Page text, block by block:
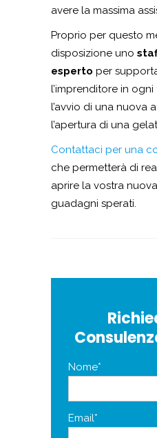
avere la massima
Proprio per questo
disposizione uno
esperto per
l’imprenditore in
l’avvio di una nuova
l’apertura di una
Contattaci per una
che permetterà di
aprire la vostra
guadagni sperati.
Nome*
Email*